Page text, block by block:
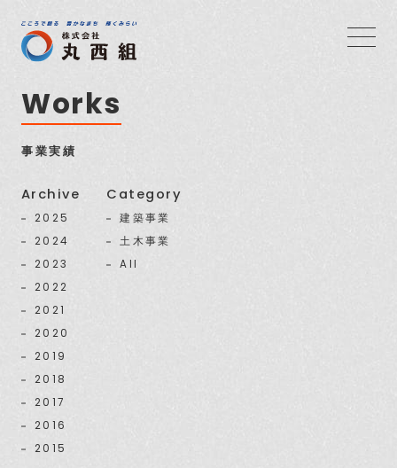
Works
事業実績
Archive
2025
2024
2023
2022
2021
2020
2019
2018
2017
2016
2015
Category
建築事業
土木事業
All